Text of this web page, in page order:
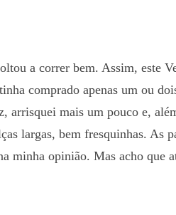
a correr bem. Assim, este
comprado apenas um ou
arrisquei mais um pouco e,
largas, bem fresquinhas. As
minha opinião. Mas acho que